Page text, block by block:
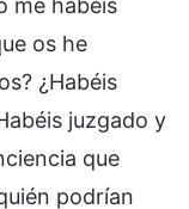
os he
¿Habéis
juzgado y
que
podrían